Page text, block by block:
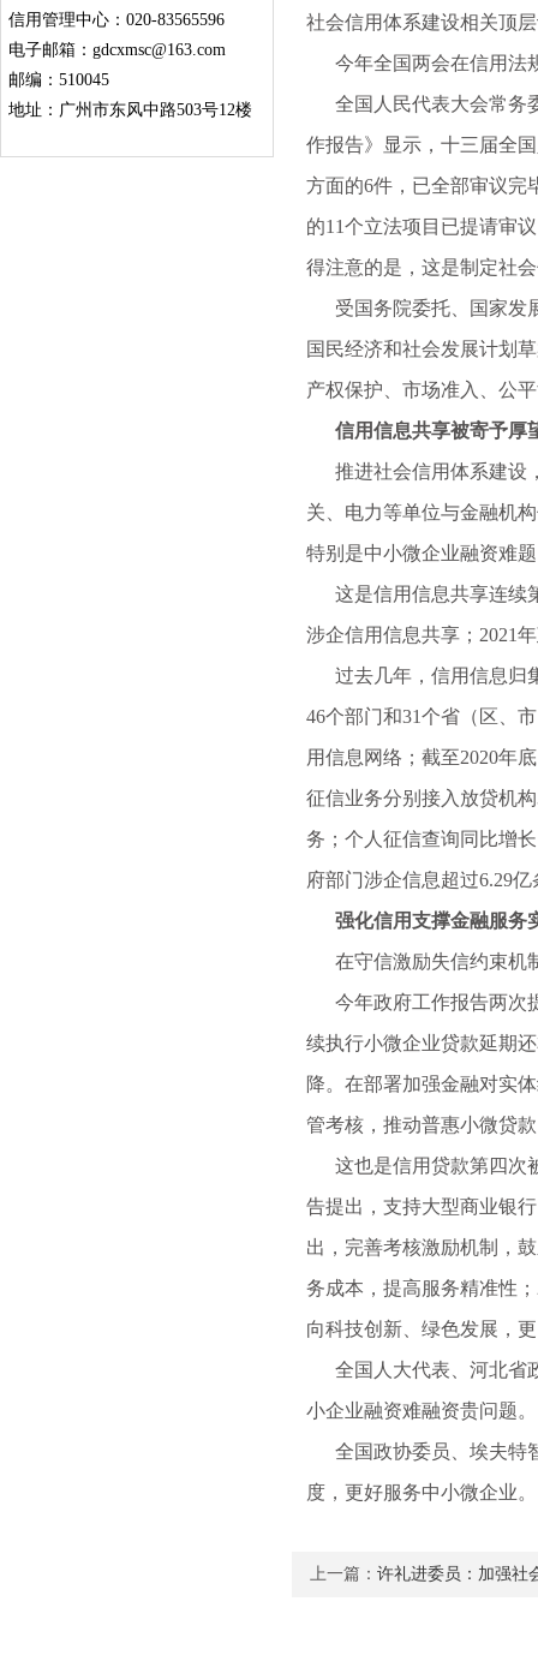
信用管理中心：020-83565596
电子邮箱： gdcxmsc@163.com
邮编：510045
地址：广州市东风中路503号12楼
社会信用体系建设相关顶
今年全国两会在信用法
全国人民代表大会常务
作报告》显示，十三届全
方面的6件，已全部审议完
的11个立法项目已提请审
得注意的是，这是制定社
受国务院委托、国家发展
国民经济和社会发展计划
产权保护、市场准入、公
信用信息共享被寄予厚
推进社会信用体系建设
关、电力等单位与金融机
特别是中小微企业融资难
这是信用信息共享连续
涉企信用信息共享；2021
过去几年，信用信息归
46个部门和31个省（区、
用信息网络；截至2020年
征信业务分别接入放贷机
务；个人征信查询同比增
府部门涉企信息超过6.29亿
强化信用支撑金融服务
在守信激励失信约束机
今年政府工作报告两次
续执行小微企业贷款延期
降。在部署加强金融对实
管考核，推动普惠小微贷
这也是信用贷款第四次
告提出，支持大型商业银
出，完善考核激励机制，
务成本，提高服务精准性
向科技创新、绿色发展，
全国人大代表、河北省
小企业融资难融资贵问题。
全国政协委员、埃夫特
度，更好服务中小微企业。
上一篇： 许礼进委员：加强社